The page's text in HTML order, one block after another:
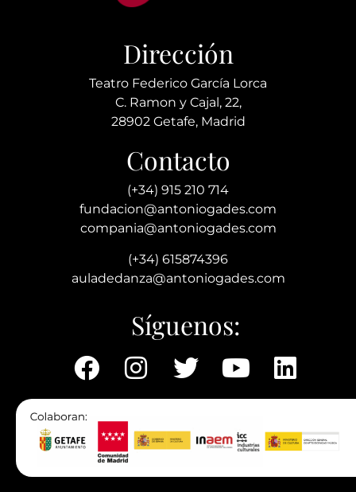
Dirección
Teatro Federico García Lorca
C. Ramon y Cajal, 22,
28902 Getafe, Madrid
Contacto
(+34) 915 210 714
fundacion@antoniogades.com
compania@antoniogades.com
(+34) 615874396
auladedanza@antoniogades.com
Síguenos: